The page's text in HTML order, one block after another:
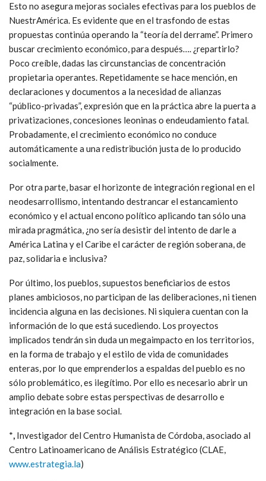
Esto no asegura mejoras sociales efectivas para los pueblos de
NuestrAmérica. Es evidente que en el trasfondo de estas
propuestas continúa operando la “teoría del derrame”. Primero
buscar crecimiento económico, para después…. ¿repartirlo?
Poco creíble, dadas las circunstancias de concentración
propietaria operantes. Repetidamente se hace mención, en
declaraciones y documentos a la necesidad de alianzas
“público-privadas”, expresión que en la práctica abre la puerta a
privatizaciones, concesiones leoninas o endeudamiento fatal.
Probadamente, el crecimiento económico no conduce
automáticamente a una redistribución justa de lo producido
socialmente.
Por otra parte, basar el horizonte de integración regional en el
neodesarrollismo, intentando destrancar el estancamiento
económico y el actual encono político aplicando tan sólo una
mirada pragmática, ¿no sería desistir del intento de darle a
América Latina y el Caribe el carácter de región soberana, de
paz, solidaria e inclusiva?
Por último, los pueblos, supuestos beneficiarios de estos
planes ambiciosos, no participan de las deliberaciones, ni tienen
incidencia alguna en las decisiones. Ni siquiera cuentan con la
información de lo que está sucediendo. Los proyectos
implicados tendrán sin duda un megaimpacto en los territorios,
en la forma de trabajo y el estilo de vida de comunidades
enteras, por lo que emprenderlos a espaldas del pueblo es no
sólo problemático, es ilegítimo. Por ello es necesario abrir un
amplio debate sobre estas perspectivas de desarrollo e
integración en la base social.
*, Investigador del Centro Humanista de Córdoba, asociado al
Centro Latinoamericano de Análisis Estratégico (CLAE,
www.estrategia.la)